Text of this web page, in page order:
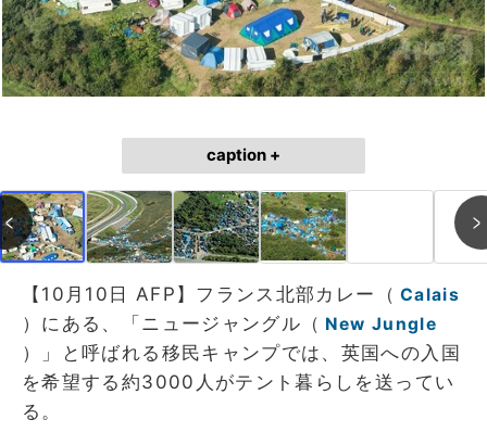
caption +
【10月10日 AFP】フランス北部カレー（ Calais
）にある、「ニュージャングル（ New Jungle
）」と呼ばれる移民キャンプでは、英国への入国
を希望する約3000人がテント暮らしを送ってい
る。